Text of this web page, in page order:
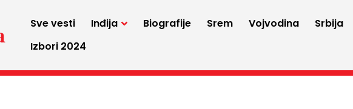
Sve vesti Inđija Biografije Srem Vojvodina Srbija
Izbori 2024